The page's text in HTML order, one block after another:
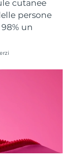
cutanee
persone
un
09/08/2026